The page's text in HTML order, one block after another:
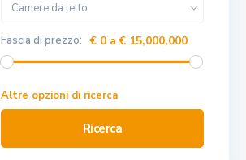
Camere da letto
Fascia di prezzo: € 0 a € 15,000,000
Altre opzioni di ricerca
Ricerca